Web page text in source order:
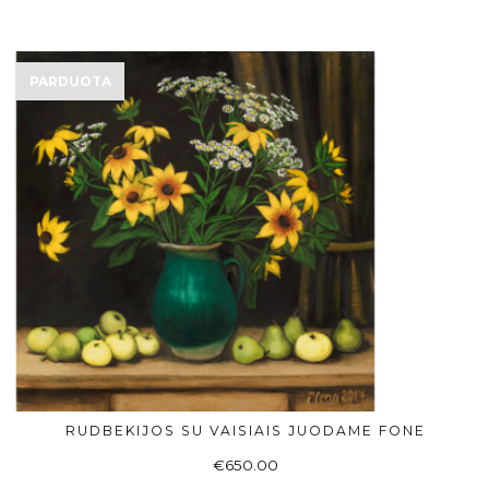
PARDUOTA
DAUGIAU
RUDBEKIJOS SU VAISIAIS JUODAME FONE
€650.00